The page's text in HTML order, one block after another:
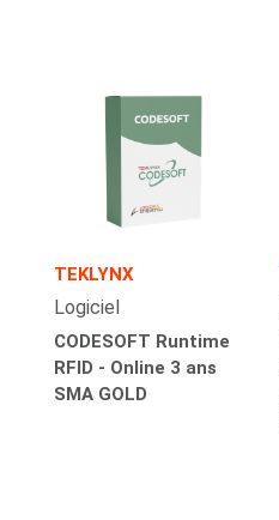
TEKLYNX
Logiciel
CODESOFT Runtime
RFID - Online 3 ans
SMA GOLD